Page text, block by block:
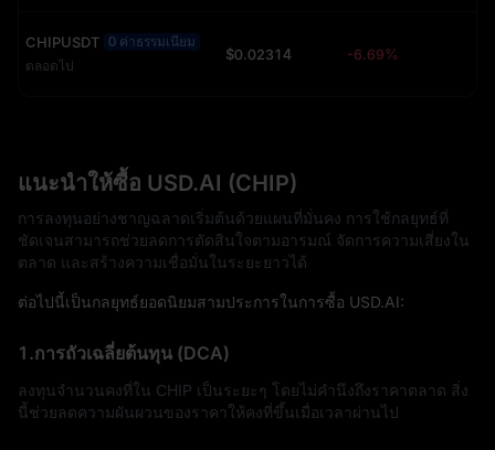
CHIPUSDT 0 ค่าธรรมเนียม
ตลอดไป
$0.02314 -6.69%
แนะนำให้ซื้อ USD.AI (CHIP)
การลงทุนอย่างชาญฉลาดเริ่มต้นด้วยแผนที่มั่นคง การใช้กลยุทธ์ที่
ชัดเจนสามารถช่วยลดการตัดสินใจตามอารมณ์ จัดการความเสี่ยงใน
ตลาด และสร้างความเชื่อมั่นในระยะยาวได้
ต่อไปนี้เป็นกลยุทธ์ยอดนิยมสามประการในการซื้อ USD.AI:
1.การถัวเฉลี่ยต้นทุน (DCA)
ลงทุนจำนวนคงที่ใน CHIP เป็นระยะๆ โดยไม่คำนึงถึงราคาตลาด สิ่ง
นี้ช่วยลดความผันผวนของราคาให้คงที่ขึ้นเมื่อเวลาผ่านไป